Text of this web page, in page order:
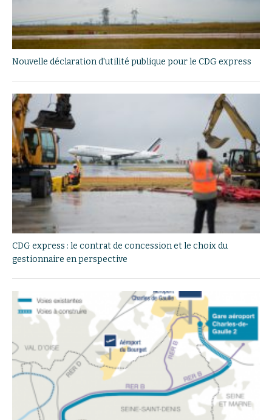
Nouvelle déclaration d'utilité publique pour le CDG express
CDG express : le contrat de concession et le choix du
gestionnaire en perspective